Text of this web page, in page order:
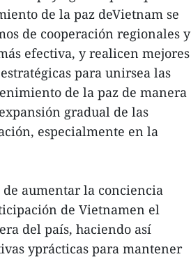
de la paz deVietnam se
de cooperación regionales y
efectiva, y realicen mejores
para unirsea las
de la paz de manera
gradual de las
especialmente en la
de aumentar la conciencia
de Vietnamen el
del país, haciendo así
yprácticas para mantener